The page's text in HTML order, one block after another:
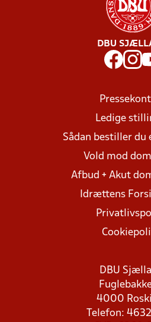
DBU
Ledige
Sådan bestiller du
Vold mod
Afbud + Akut
Idrættens
DBU
4000
Telefon: